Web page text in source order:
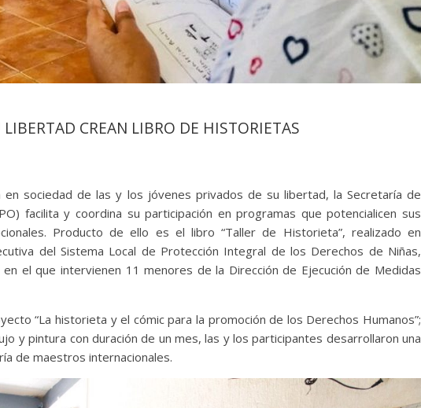
LIBERTAD CREAN LIBRO DE HISTORIETAS
en sociedad de las y los jóvenes privados de su libertad, la Secretaría de
facilita y coordina su participación en programas que potencialicen sus
Producto de ello es el libro “Taller de Historieta”, realizado en
del Sistema Local de Protección Integral de los Derechos de Niñas,
en el que intervienen 11 menores de la Dirección de Ejecución de Medidas
“La historieta y el cómic para la promoción de los Derechos Humanos”;
y pintura con duración de un mes, las y los participantes desarrollaron una
de maestros internacionales.